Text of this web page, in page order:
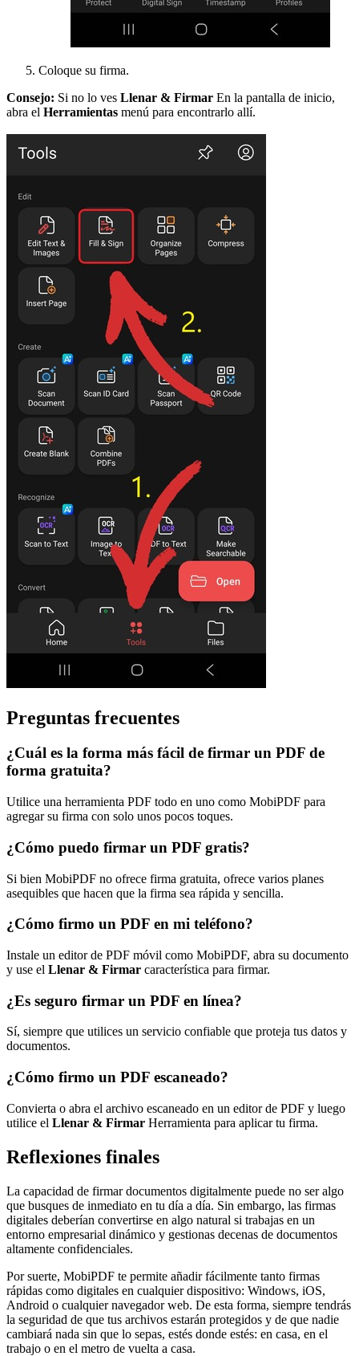
Coloque su firma.
Consejo: Si no lo ves Llenar & Firmar En la pantalla de inicio,
abra el Herramientas menú para encontrarlo allí.
Preguntas frecuentes
¿Cuál es la forma más fácil de firmar un PDF de
forma gratuita?
Utilice una herramienta PDF todo en uno como MobiPDF para
agregar su firma con solo unos pocos toques.
¿Cómo puedo firmar un PDF gratis?
Si bien MobiPDF no ofrece firma gratuita, ofrece varios planes
asequibles que hacen que la firma sea rápida y sencilla.
¿Cómo firmo un PDF en mi teléfono?
Instale un editor de PDF móvil como MobiPDF, abra su documento
y use el Llenar & Firmar característica para firmar.
¿Es seguro firmar un PDF en línea?
Sí, siempre que utilices un servicio confiable que proteja tus datos y
documentos.
¿Cómo firmo un PDF escaneado?
Convierta o abra el archivo escaneado en un editor de PDF y luego
utilice el Llenar & Firmar Herramienta para aplicar tu firma.
Reflexiones finales
La capacidad de firmar documentos digitalmente puede no ser algo
que busques de inmediato en tu día a día. Sin embargo, las firmas
digitales deberían convertirse en algo natural si trabajas en un
entorno empresarial dinámico y gestionas decenas de documentos
altamente confidenciales.
Por suerte, MobiPDF te permite añadir fácilmente tanto firmas
rápidas como digitales en cualquier dispositivo: Windows, iOS,
Android o cualquier navegador web. De esta forma, siempre tendrás
la seguridad de que tus archivos estarán protegidos y de que nadie
cambiará nada sin que lo sepas, estés donde estés: en casa, en el
trabajo o en el metro de vuelta a casa.